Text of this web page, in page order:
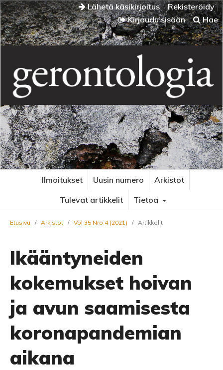
Lähetä käsikirjoitus
Rekisteröidy
Kirjaudu sisään
Hae
Ilmoitukset Uusin numero
Arkistot
Tulevat artikkelit
Tietoa
Etusivu / Arkistot / Vol 35 Nro 4 (2021) / Artikkelit
Ikääntyneiden
kokemukset hoivan
ja avun saamisesta
koronapandemian
aikana